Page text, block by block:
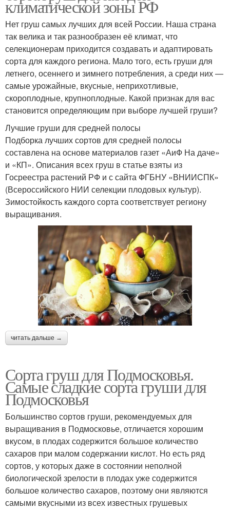
климатической зоны РФ
Нет груш самых лучших для всей России. Наша страна
так велика и так разнообразен её климат, что
селекционерам приходится создавать и адаптировать
сорта для каждого региона. Мало того, есть груши для
летнего, осеннего и зимнего потребления, а среди них —
самые урожайные, вкусные, неприхотливые,
скороплодные, крупноплодные. Какой признак для вас
становится определяющим при выборе лучшей груши?
Лучшие груши для средней полосы
Подборка лучших сортов для средней полосы
составлена на основе материалов газет «АиФ На даче»
и «КП». Описания всех груш в статье взяты из
Госреестра растений РФ и с сайта ФГБНУ «ВНИИСПК»
(Всероссийского НИИ селекции плодовых культур).
Зимостойкость каждого сорта соответствует региону
выращивания.
читать дальше →
Сорта груш для Подмосковья.
Самые сладкие сорта груши для
Подмосковья
Большинство сортов груши, рекомендуемых для
выращивания в Подмосковье, отличается хорошим
вкусом, в плодах содержится большое количество
сахаров при малом содержании кислот. Но есть ряд
сортов, у которых даже в состоянии неполной
биологической зрелости в плодах уже содержится
большое количество сахаров, поэтому они являются
самыми вкусными из всех известных грушевых